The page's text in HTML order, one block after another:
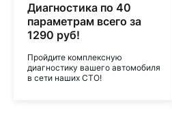
Диагностика по 40
параметрам всего за
1290 руб!
Пройдите комплексную
диагностику вашего автомобиля
в сети наших СТО!